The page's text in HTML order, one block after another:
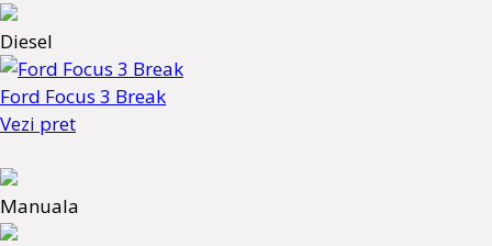
Diesel
Ford Focus 3 Break
Vezi pret
Manuala